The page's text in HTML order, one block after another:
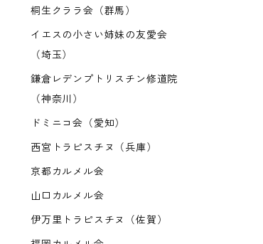
桐生クララ会（群馬）
イエスの小さい姉妹の友愛会
（埼玉）
鎌倉レデンプトリスチン修道院
（神奈川）
ドミニコ会（愛知）
西宮トラピスチヌ（兵庫）
京都カルメル会
山口カルメル会
伊万里トラピスチヌ（佐賀）